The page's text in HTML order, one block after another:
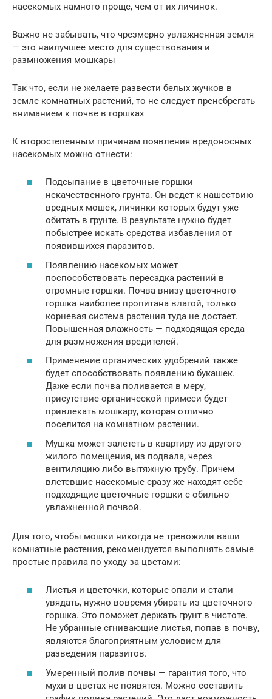
насекомых намного проще, чем от их личинок.
Важно не забывать, что чрезмерно увлажненная земля
— это наилучшее место для существования и
размножения мошкары
Так что, если не желаете развести белых жучков в
земле комнатных растений, то не следует пренебрегать
вниманием к почве в горшках
К второстепенным причинам появления вредоносных
насекомых можно отнести:
Подсыпание в цветочные горшки
некачественного грунта. Он ведет к нашествию
вредных мошек, личинки которых будут уже
обитать в грунте. В результате нужно будет
побыстрее искать средства избавления от
появившихся паразитов.
Появлению насекомых может
поспособствовать пересадка растений в
огромные горшки. Почва внизу цветочного
горшка наиболее пропитана влагой, только
корневая система растения туда не достает.
Повышенная влажность — подходящая среда
для размножения вредителей.
Применение органических удобрений также
будет способствовать появлению букашек.
Даже если почва поливается в меру,
присутствие органической примеси будет
привлекать мошкару, которая отлично
поселится на комнатном растении.
Мушка может залететь в квартиру из другого
жилого помещения, из подвала, через
вентиляцию либо вытяжную трубу. Причем
влетевшие насекомые сразу же находят себе
подходящие цветочные горшки с обильно
увлажненной почвой.
Для того, чтобы мошки никогда не тревожили ваши
комнатные растения, рекомендуется выполнять самые
простые правила по уходу за цветами:
Листья и цветочки, которые опали и стали
увядать, нужно вовремя убирать из цветочного
горшка. Это поможет держать грунт в чистоте.
Не убранные сгнивающие листья, попав в почву,
являются благоприятным условием для
разведения паразитов.
Умеренный полив почвы — гарантия того, что
мухи в цветах не появятся. Можно составить